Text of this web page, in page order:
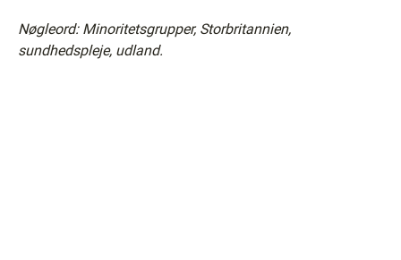
Nøgleord: Minoritetsgrupper, Storbritannien,
sundhedspleje, udland.